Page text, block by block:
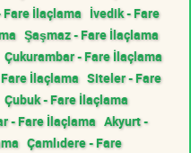
Fare İlaçlama İvedik - Fare
Şaşmaz - Fare İlaçlama
Çukurambar - Fare İlaçlama
İlaçlama Siteler - Fare
Çubuk - Fare İlaçlama
- Fare İlaçlama Akyurt -
Çamlıdere - Fare